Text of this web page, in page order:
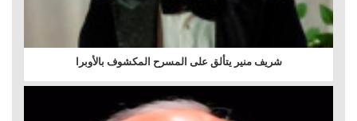
شريف منير يتألق على المسرح المكشوف بالأوبرا